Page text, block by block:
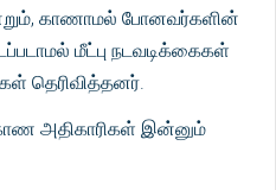
காணாமல் போனவர்களின்
மீட்பு நடவடிக்கைகள்
தெரிவித்தனர்.
அதிகாரிகள் இன்னும்